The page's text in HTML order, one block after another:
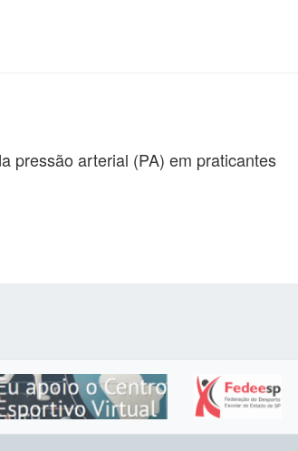
pressão arterial (PA) em praticantes